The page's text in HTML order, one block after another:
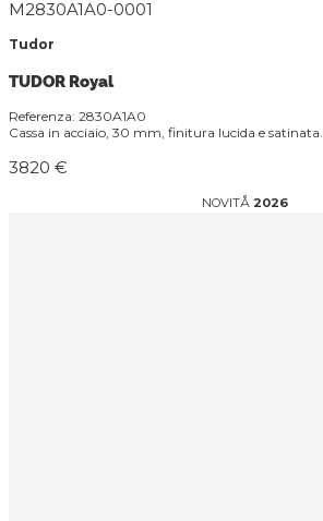
M2830A1A0-0001
Tudor
TUDOR Royal
Referenza: 2830A1A0
Cassa in acciaio, 30 mm, finitura lucida e satinata.
3820 €
NOVITÅ 2026